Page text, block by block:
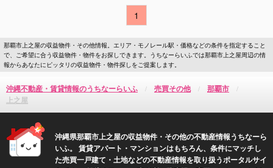
1
那覇市上之屋の収益物件・その他情報。エリア・モノレール駅・価格などの条件を指定すること
で、ご希望に合う収益物件・物件をお探しできます。うちなーらいふでは那覇市上之屋周辺の情
報からあなたにピッタリの収益物件・物件探しをご提案します。
沖縄不動産・賃貸情報のうちなーらいふ 売買その他
那覇市
上之屋
沖縄県那覇市上之屋の収益物件・その他の不動産情報うちなーら
いふ。 賃貸アパート・マンションはもちろん、条件にマッチし
た売買一戸建て・土地などの不動産情報を取り扱うポータルサイ